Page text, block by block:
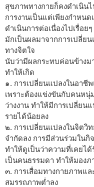
สุขภาพทางกายก็คงดำเนิน
การงานเป็นแต่เพียงกำหน
ดำเนินการต่อเนื่องไปเรื่อย
มักเป็นผลมาจากการเปลี่ย
ทางจิตใจ
นับว่ามีผลกระทบค่อนข้างม
ทำให้เกิด
๑. การเปลี่ยนแปลงในอาชี
เพราะต้องแข่งขันกับคนหนุ่
ว่างงาน ทำให้มีการเปลี่ยน
รายได้น้อยลง
๒. การเปลี่ยนแปลงในจิตวิ
จำกัดลง การมีส่วนร่วมใน
ทำให้ดูเป็นว่าความที่เคยไ
เป็นคนธรรมดา ทำให้มอง
๓. การเสื่อมทางกายภาพแล
สมรรถภาพต่ำลง